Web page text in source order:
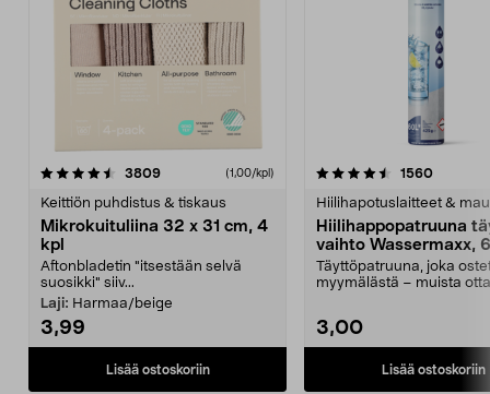
3809arvostelut (1,00/kpl)
Keittiön puhdistus & tiskaus
Mikrokuituliina 32 x 31 cm, 4
kpl
Aftonbladetin "itsestään selvä
suosikki" siiv...
Laji: Harmaa/beige
3,99
Lisää ostoskoriin
4.5viidestä
1560
Hiilihapotuslaitteet &
Hiilihappopatruuna
vaihto Wassermaxx,
Täyttöpatruuna, joka
myymälästä – muista
3,00
Lisää ostoskoriin
4.5viidestä